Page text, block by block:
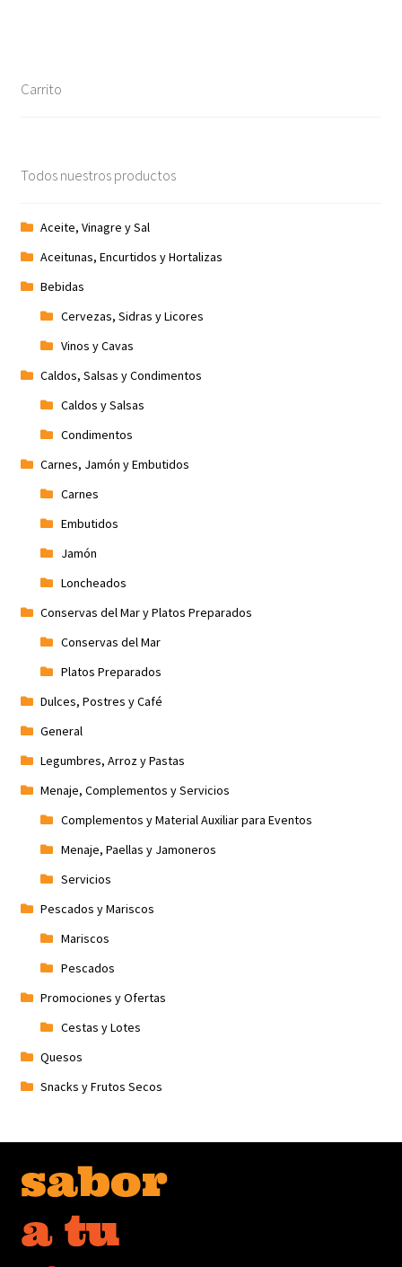
Tienda
Carrito
Todos nuestros productos
Aceite, Vinagre y Sal
Aceitunas, Encurtidos y Hortalizas
Bebidas
Cervezas, Sidras y Licores
Vinos y Cavas
Caldos, Salsas y Condimentos
Caldos y Salsas
Condimentos
Carnes, Jamón y Embutidos
Carnes
Embutidos
Jamón
Loncheados
Conservas del Mar y Platos Preparados
Conservas del Mar
Platos Preparados
Dulces, Postres y Café
General
Legumbres, Arroz y Pastas
Menaje, Complementos y Servicios
Complementos y Material Auxiliar para Eventos
Menaje, Paellas y Jamoneros
Servicios
Pescados y Mariscos
Mariscos
Pescados
Promociones y Ofertas
Cestas y Lotes
Quesos
Snacks y Frutos Secos